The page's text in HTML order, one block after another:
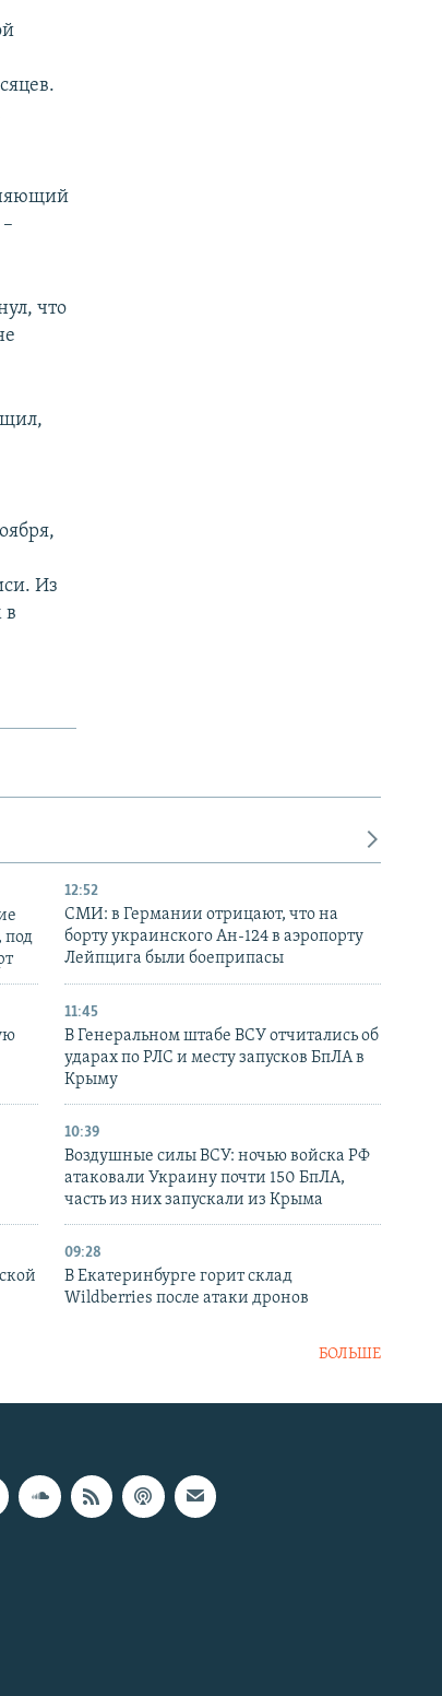
что
Из
в
под
12:52
СМИ: в Германии отрицают, что на
борту украинского Ан-124 в аэропорту
Лейпцига были боеприпасы
11:45
В Генеральном штабе ВСУ отчитались об
ударах по РЛС и месту запусков БпЛА в
Крыму
10:39
Воздушные силы ВСУ: ночью войска РФ
атаковали Украину почти 150 БпЛА,
часть из них запускали из Крыма
09:28
В Екатеринбурге горит склад
Wildberries после атаки дронов
БОЛЬШЕ